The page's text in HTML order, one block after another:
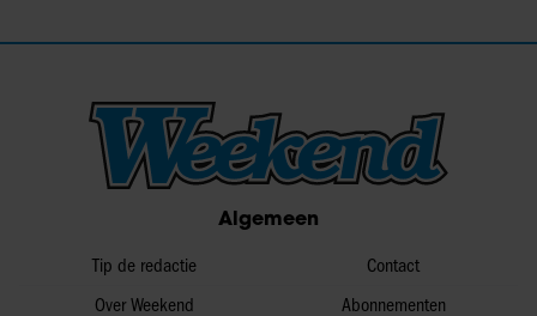
Algemeen
Tip de redactie
Over Weekend
Contact
Abonnementen